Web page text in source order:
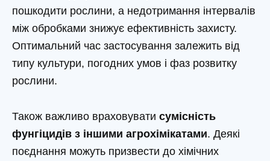
пошкодити рослини, а недотримання інтервалів
між обробками знижує ефективність захисту.
Оптимальний час застосування залежить від
типу культури, погодних умов і фаз розвитку
рослини.
Також важливо враховувати сумісність
фунгіцидів з іншими агрохімікатами. Деякі
поєднання можуть призвести до хімічних